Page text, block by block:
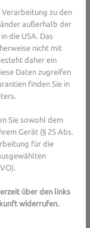
es wichtig, beim
ist
für genügend
mit einem
eine dünne
will, greift
wie Himbeeren
in Milch und
oder Kalzium.
wird, sollte
dem Spielfeld
zu den
außerhalb der
die USA. Das
nicht mit
daher ein
Daten zugreifen
finden Sie in
Sie sowohl dem
Gerät (§ 25 Abs.
für die
über den links
widerrufen.